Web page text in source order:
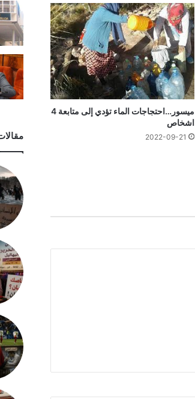
ميسور…احتجاجات الماء تؤدي إلى متابعة 4
اشخاص
2022-09-21